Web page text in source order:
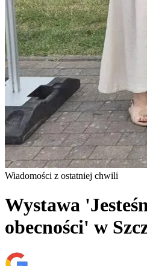
Wiadomości z ostatniej chwili
Wystawa
obecności' w